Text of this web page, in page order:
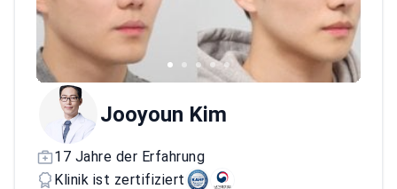
anatomiebasierten Behandlungsplänen, die
Sicherheit, Harmonie und natürlich wirkende
Ergebnisse in den Vordergrund stellen. Seine
Betreuung umfasst strukturierte Beratungen
und Nachsorge.
Jooyoun Kim
17 Jahre der Erfahrung
Klinik ist zertifiziert